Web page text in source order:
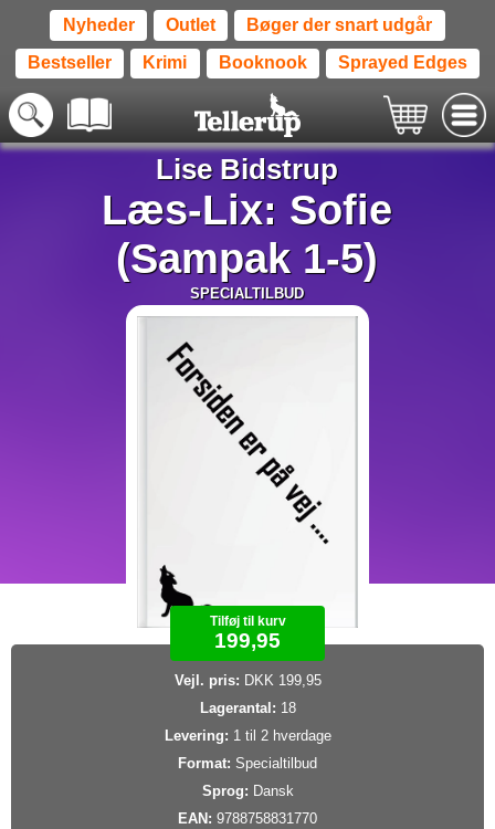
Nyheder Outlet Bøger der snart udgår
Bestseller Krimi Booknook Sprayed Edges
Lise Bidstrup
Læs-Lix: Sofie
(Sampak 1-5)
SPECIALTILBUD
Tilføj til kurv
199,95
Vejl. pris: DKK 199,95
Lagerantal: 18
Levering: 1 til 2 hverdage
Format: Specialtilbud
Sprog: Dansk
EAN: 9788758831770